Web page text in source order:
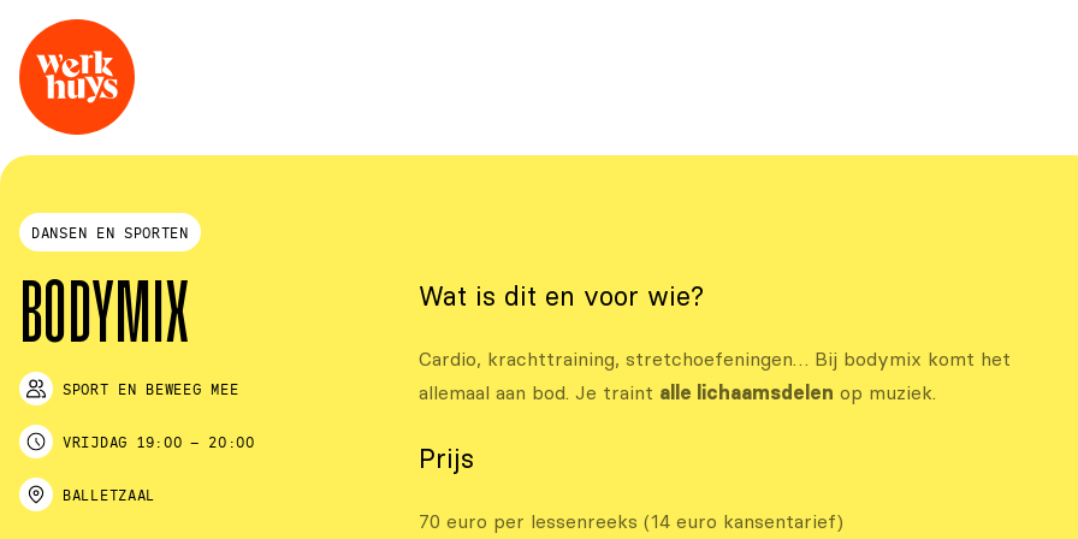
DANSEN EN SPORTEN
BODYMIX
SPORT EN BEWEEG MEE
VRIJDAG 19:00 – 20:00
BALLETZAAL
Wat is dit en voor wie?
Cardio, krachttraining, stretchoefeningen… Bij bodymix komt het
allemaal aan bod. Je traint alle lichaamsdelen op muziek.
Prijs
70 euro per lessenreeks (14 euro kansentarief)